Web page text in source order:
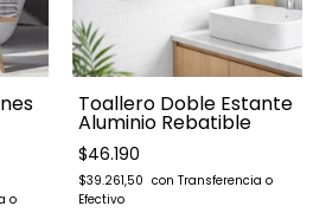
Toallero Doble Estante
Aluminio Rebatible
$46.190
$39.261,50